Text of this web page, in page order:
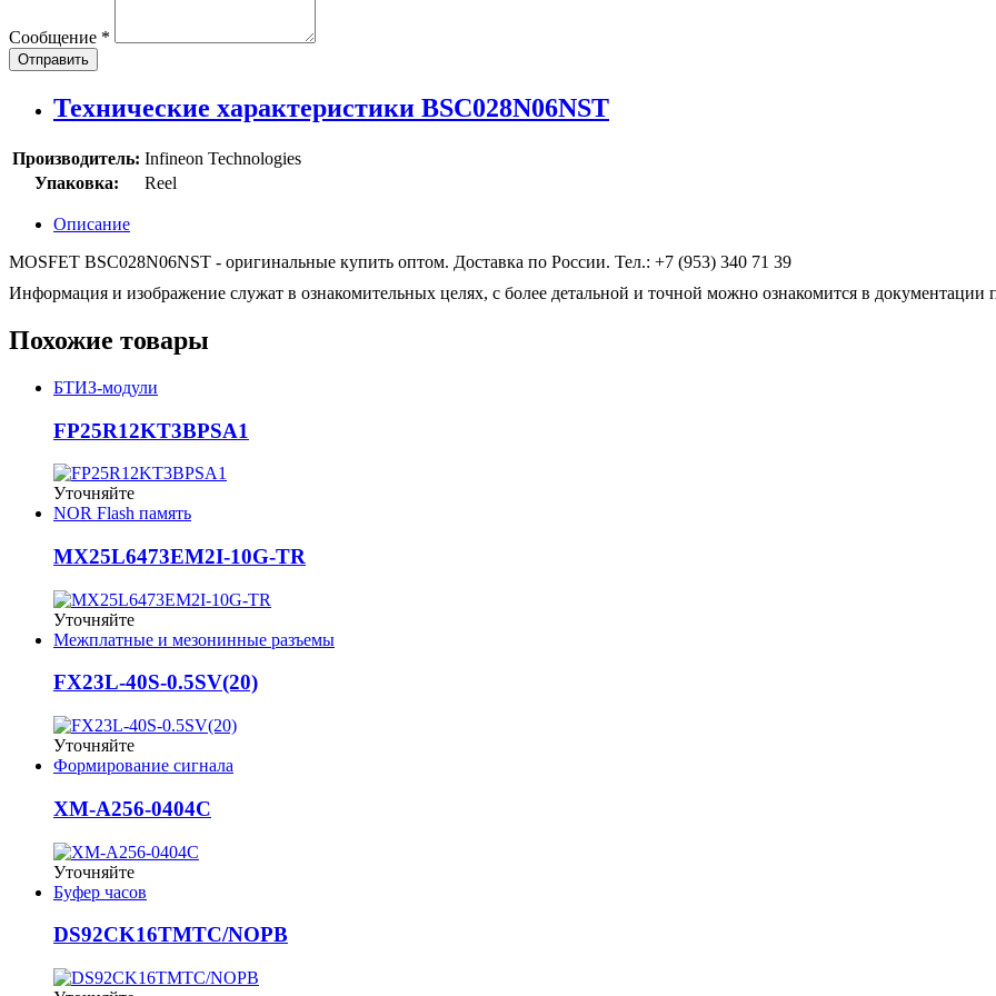
Сообщение *
Отправить
Технические характеристики BSC028N06NST
Производитель: Infineon Technologies
Упаковка:
Reel
Описание
MOSFET BSC028N06NST - оригинальные купить оптом. Доставка по России. Тел.: +7 (953) 340 71 39
Информация и изображение служат в ознакомительных целях, с более детальной и точной можно ознакомится в документации
Похожие товары
БТИЗ-модули
FP25R12KT3BPSA1
Уточняйте
NOR Flash память
MX25L6473EM2I-10G-TR
Уточняйте
Межплатные и мезонинные разъемы
FX23L-40S-0.5SV(20)
Уточняйте
Формирование сигнала
XM-A256-0404C
Уточняйте
Буфер часов
DS92CK16TMTC/NOPB